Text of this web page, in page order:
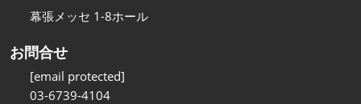
幕張メッセ 1-8ホール
お問合せ
[email protected]
03-6739-4104